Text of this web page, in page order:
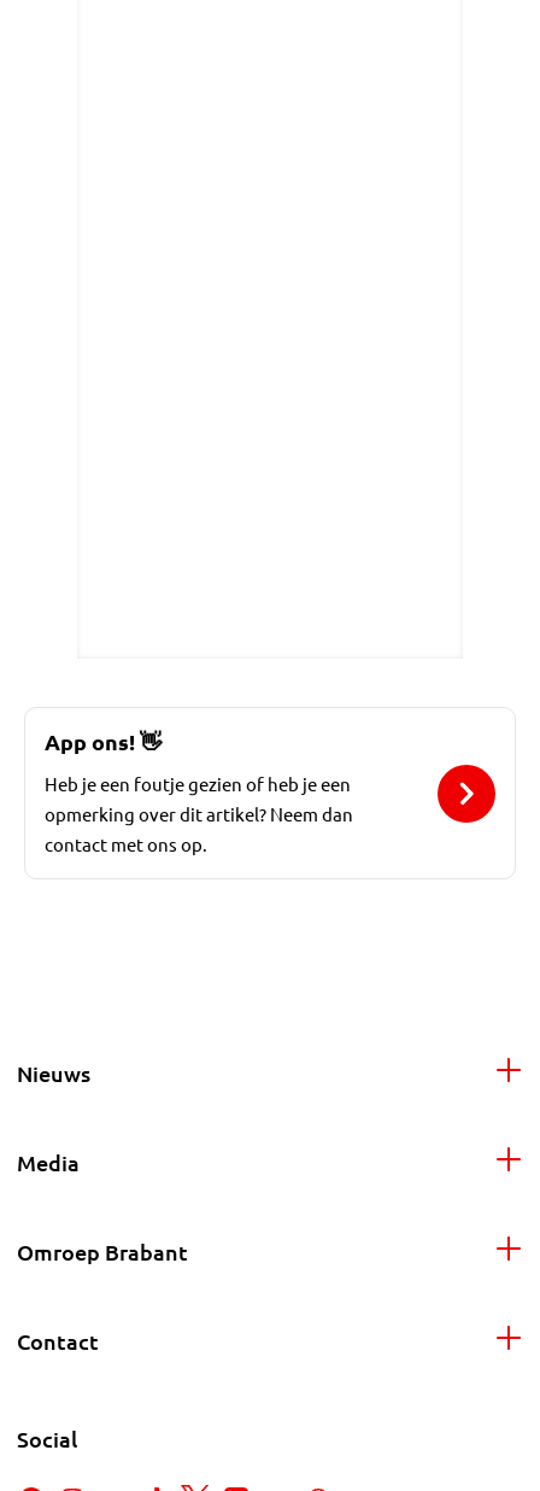
App ons!👋
Heb je een foutje gezien of heb je een
opmerking over dit artikel? Neem dan
contact met ons op.
Nieuws
Media
Omroep Brabant
Contact
Social